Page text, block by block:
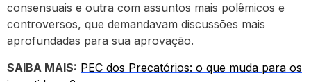
consensuais e outra com assuntos mais polêmicos e
controversos, que demandavam discussões mais
aprofundadas para sua aprovação.
SAIBA MAIS: PEC dos Precatórios: o que muda para os